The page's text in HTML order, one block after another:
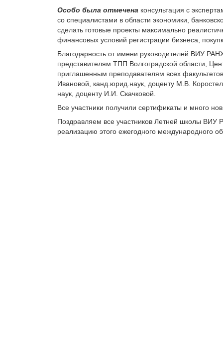
Особо была отмечена консультация с
со специалистами в области экономики,
сделать готовые проекты максимально
финансовых условий регистрации бизнеса,
Благодарность от имени руководителей ВИУ
представителям ТПП Волгоградской области,
приглашенным преподавателям всех
Ивановой, канд.юрид.наук, доценту М.В.
наук, доценту И.И. Скачковой.
Все участники получили сертификаты и много
Поздравляем все участников Летней школы ВИУ
реализацию этого ежегодного международного